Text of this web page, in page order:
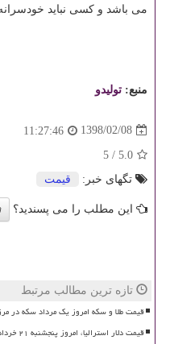
می باشد و كسی نباید
منبع: تولیدو
1398/02/08
11:27:46
5.0
/
5
تگهای خبر:
قیمت
این مطلب را می پسندید؟
تازه ترین مطالب مرتبط
قیمت طلا و سکه امروز یک مرداد سکه در مرز ۱۸۹ میلیون
قیمت دلار استرالیا، امروز پنجشنبه ۲۱ خرداد ۱۴۰۵